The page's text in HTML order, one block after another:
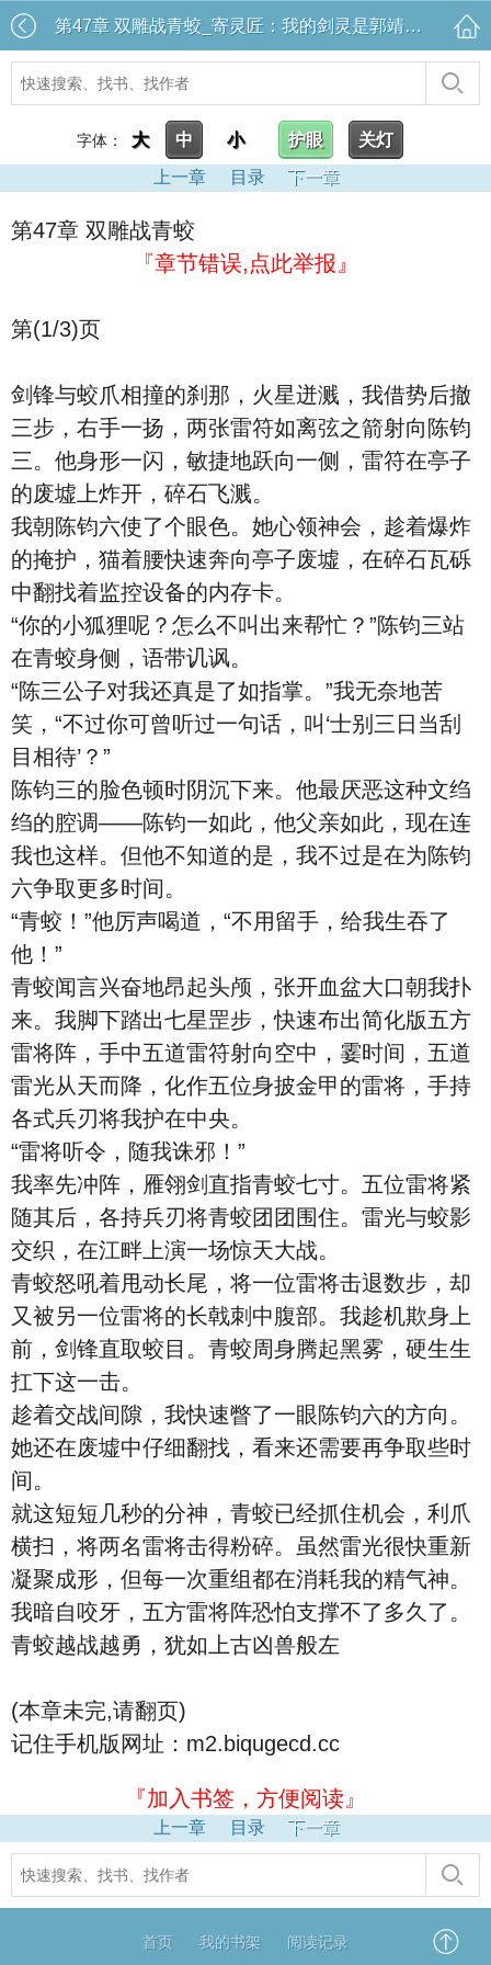
第47章 双雕战青蛟_寄灵匠：我的剑灵是郭靖的大雕
字体： 大 中 小 护眼
关灯
上一章
目录 下一章
第47章 双雕战青蛟
『章节错误,点此举报』
第(1/3)页
剑锋与蛟爪相撞的刹那，火星迸溅，我借势后撤
三步，右手一扬，两张雷符如离弦之箭射向陈钧
三。他身形一闪，敏捷地跃向一侧，雷符在亭子
的废墟上炸开，碎石飞溅。
我朝陈钧六使了个眼色。她心领神会，趁着爆炸
的掩护，猫着腰快速奔向亭子废墟，在碎石瓦砾
中翻找着监控设备的内存卡。
“你的小狐狸呢？怎么不叫出来帮忙？”陈钧三站
在青蛟身侧，语带讥讽。
“陈三公子对我还真是了如指掌。”我无奈地苦
笑，“不过你可曾听过一句话，叫‘士别三日当刮
目相待’？”
陈钧三的脸色顿时阴沉下来。他最厌恶这种文绉
绉的腔调——陈钧一如此，他父亲如此，现在连
我也这样。但他不知道的是，我不过是在为陈钧
六争取更多时间。
“青蛟！”他厉声喝道，“不用留手，给我生吞了
他！”
青蛟闻言兴奋地昂起头颅，张开血盆大口朝我扑
来。我脚下踏出七星罡步，快速布出简化版五方
雷将阵，手中五道雷符射向空中，霎时间，五道
雷光从天而降，化作五位身披金甲的雷将，手持
各式兵刃将我护在中央。
“雷将听令，随我诛邪！”
我率先冲阵，雁翎剑直指青蛟七寸。五位雷将紧
随其后，各持兵刃将青蛟团团围住。雷光与蛟影
交织，在江畔上演一场惊天大战。
青蛟怒吼着甩动长尾，将一位雷将击退数步，却
又被另一位雷将的长戟刺中腹部。我趁机欺身上
前，剑锋直取蛟目。青蛟周身腾起黑雾，硬生生
扛下这一击。
趁着交战间隙，我快速瞥了一眼陈钧六的方向。
她还在废墟中仔细翻找，看来还需要再争取些时
间。
就这短短几秒的分神，青蛟已经抓住机会，利爪
横扫，将两名雷将击得粉碎。虽然雷光很快重新
凝聚成形，但每一次重组都在消耗我的精气神。
我暗自咬牙，五方雷将阵恐怕支撑不了多久了。
青蛟越战越勇，犹如上古凶兽般左
(本章未完,请翻页)
记住手机版网址：m2.biqugecd.cc
『加入书签，方便阅读』
上一章 目录 下一章
首页 我的书架 阅读记录